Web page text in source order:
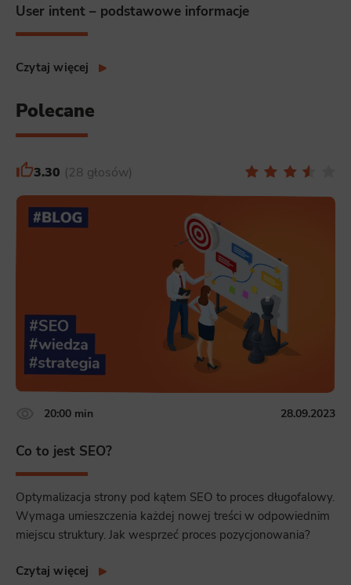
User intent – podstawowe informacje
Czytaj więcej
Polecane
3.30 28 głosów
20:00 min 28.09.2023
Co to jest SEO?
Optymalizacja strony pod kątem SEO to proces długofalowy.
Wymaga umieszczenia każdej nowej treści w odpowiednim
miejscu struktury. Jak wesprzeć proces pozycjonowania?
Czytaj więcej